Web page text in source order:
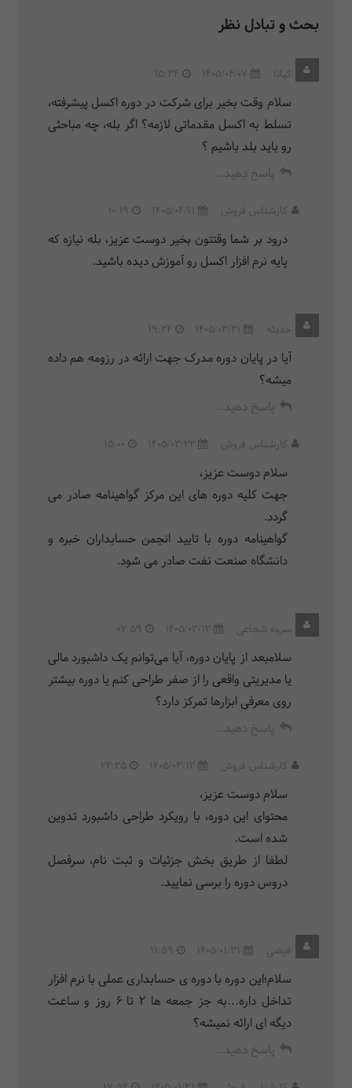
بحث و تبادل نظر
کیانا 1405/04/07
15:34
سلام وقت بخیر برای شرکت در دوره اکسل پیشرفته،
تسلط به اکسل مقدماتی لازمه؟ اگر بله، چه مباحثی
رو باید بلد باشیم ؟
پاسخ دهید...
کارشناس فروش 1405/04/11
10:19
درود بر شما وقتتون بخیر دوست عزیز، بله نیازه که
پایه نرم افزار اکسل رو آموزش دیده باشید.
حدیثه 1405/03/21
19:24
آیا در پایان دوره مدرک جهت ارائه در رزومه هم داده
میشه؟
پاسخ دهید...
کارشناس فروش 1405/03/22
15:00
سلام دوست عزیز،
جهت کلیه دوره های این مرکز گواهینامه صادر می
گردد.
گواهینامه دوره با تایید انجمن حسابداران خبره و
دانشگاه صنعت نفت صادر می شود.
سروه شجاعی 1405/03/12
07:59
سلامبعد از پایان دوره، آیا می‌توانم یک داشبورد مالی
یا مدیریتی واقعی را از صفر طراحی کنم یا دوره بیشتر
روی معرفی ابزارها تمرکز دارد؟
پاسخ دهید...
کارشناس فروش 1405/03/12
22:25
سلام دوست عزیز،
محتوای این دوره، با رویکرد طراحی داشبورد تدوین
شده است.
لطفا از طریق بخش جزئیات و ثبت نام، سرفصل
دروس دوره را برسی نمایید.
فیضی 1405/01/31
11:59
سلام؛این دوره با دوره ی حسابداری عملی با نرم افزار
تداخل داره…به جز جمعه ها ۲ تا ۶ روز و ساعت
دیگه ای ارائه نمیشه؟
پاسخ دهید...